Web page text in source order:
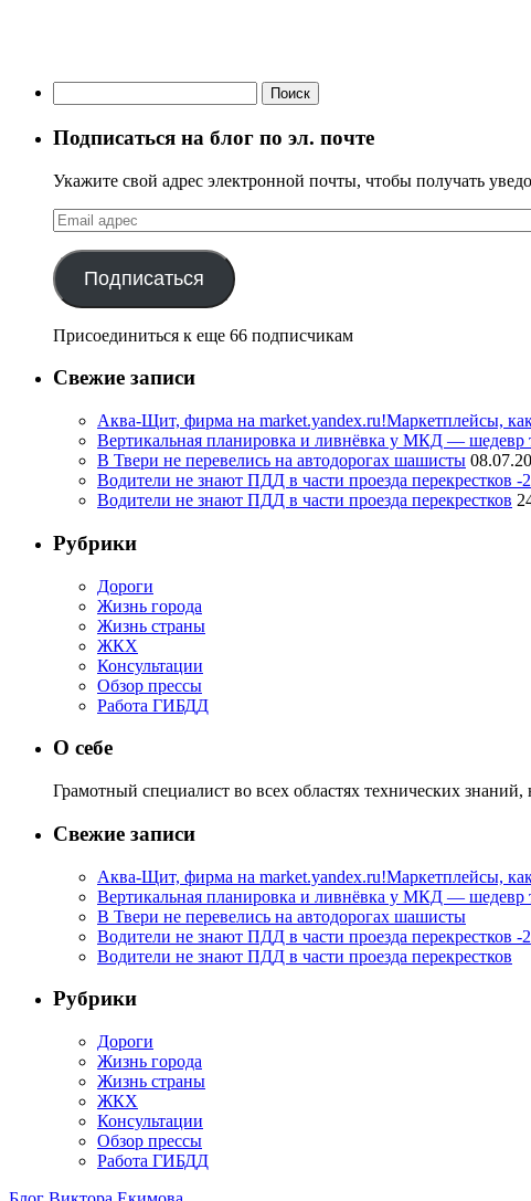
Подписаться на блог по эл. почте
Укажите свой адрес электронной почты, чтобы получать
Email
адрес
Подписаться
Присоединиться к еще 66 подписчикам
Свежие записи
Аква-Щит, фирма на market.yandex.ru!Маркетплейсы,
Вертикальная планировка и ливнёвка у МКД — шедевр
В Твери не перевелись на автодорогах шашисты
Водители не знают ПДД в части проезда перекрестков -2
Водители не знают ПДД в части проезда перекрестков
Рубрики
Дороги
Жизнь города
Жизнь страны
ЖКХ
Консультации
Обзор прессы
Работа ГИБДД
О себе
Грамотный специалист во всех областях технических
Свежие записи
Аква-Щит, фирма на market.yandex.ru!Маркетплейсы,
Вертикальная планировка и ливнёвка у МКД — шедевр
В Твери не перевелись на автодорогах шашисты
Водители не знают ПДД в части проезда перекрестков -2
Водители не знают ПДД в части проезда перекрестков
Рубрики
Дороги
Жизнь города
Жизнь страны
ЖКХ
Консультации
Обзор прессы
Работа ГИБДД